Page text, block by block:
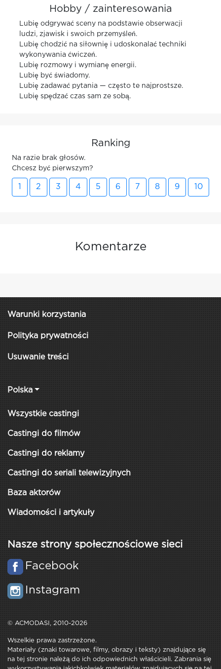
Hobby / zainteresowania
Lubię odgrywać sceny na podstawie obserwacji
ludzi, zjawisk i swoich przemyśleń.
Lubię chodzić na siłownię i udoskonalać techniki
wykonywania ćwiczeń.
Lubię rozmowy i wymianę energii.
Lubię być świadomy.
Lubię zadawać pytania — często te najprostsze.
Lubię spędzać czas sam ze sobą.
Ranking
Na razie brak głosów.
Chcesz być pierwszym?
2 3 4 5 6 7 8 9 10
Komentarze
Warunki korzystania
Polityka prywatności
Usuwanie treści
Polska
Wszystkie castingi
Castingi do filmów
Castingi do reklamy
Castingi do seriali telewizyjnych
Baza aktorów
Wiadomości i artykuły
Nasze strony społecznościowe sieci
Facebook
Instagram
© ACMODASI, 2010-2026
Wszelkie prawa zastrzeżone.
Materiały (znaki towarowe, filmy, obrazy i teksty) znajdujące się
na tej stronie należą do ich odpowiednich właścicieli. Zabrania się